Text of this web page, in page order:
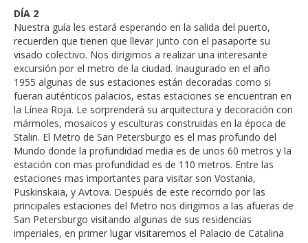
DÍA 2
Nuestra guía les estará esperando en la salida del puerto,
recuerden que tienen que llevar junto con el pasaporte su
visado colectivo. Nos dirigimos a realizar una interesante
excursión por el metro de la ciudad. Inaugurado en el año
1955 algunas de sus estaciones están decoradas como si
fueran auténticos palacios, estas estaciones se encuentran en
la Línea Roja. Le sorprenderá su arquitectura y decoración con
mármoles, mosaicos y esculturas construidas en la época de
Stalin. El Metro de San Petersburgo es el mas profundo del
Mundo donde la profundidad media es de unos 60 metros y la
estación con mas profundidad es de 110 metros. Entre las
estaciones mas importantes para visitar son Vostania,
Puskinskaia, y Avtova. Después de este recorrido por las
principales estaciones del Metro nos dirigimos a las afueras de
San Petersburgo visitando algunas de sus residencias
imperiales, en primer lugar visitaremos el Palacio de Catalina